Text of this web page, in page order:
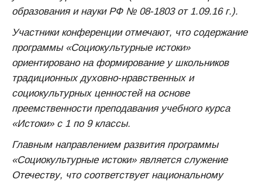
образования и науки РФ № 08-1803 от 1.09.16 г.).
Участники конференции отмечают, что содержание
программы «Социокультурные истоки»
ориентировано на формирование у школьников
традиционных духовно-нравственных и
социокультурных ценностей на основе
преемственности преподавания учебного курса
«Истоки» с 1 по 9 классы.
Главным направлением развития программы
«Социокультурные истоки» является служение
Отечеству, что соответствует национальному